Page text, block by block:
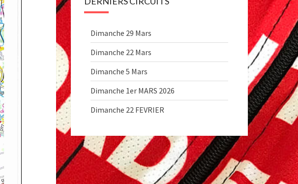
Dimanche 29 Mars
Dimanche 22 Mars
Dimanche 5 Mars
Dimanche 1er MARS 2026
Dimanche 22 FEVRIER